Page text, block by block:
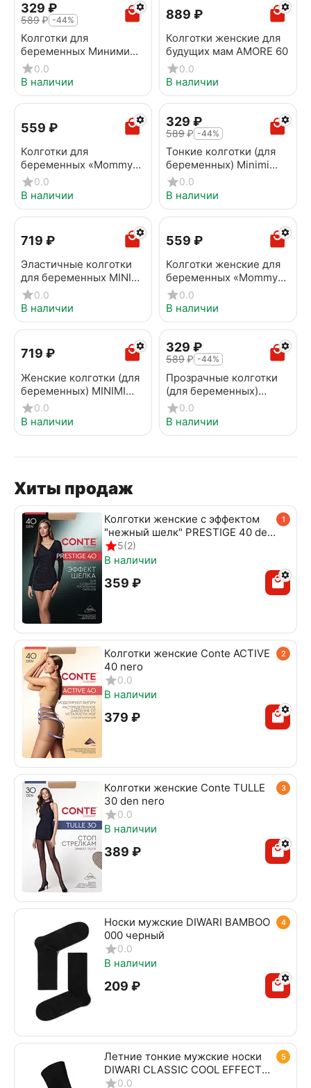
‍329‍ ₽
‍589‍₽ -44%
Колготки для
беременных Миними
DONNA 20 ден nero
0.0
В наличии
‍889‍ ₽
Колготки женские для
будущих мам AMORE 60
0.0
В наличии
‍559‍ ₽
Колготки для
беременных «Mommy»
natural
0.0
В наличии
‍329‍ ₽
‍589‍₽ -44%
Тонкие колготки (для
беременных) Minimi
DONNA 20 caramello
0.0
В наличии
‍719‍ ₽
Эластичные колготки
для беременных MINIMI
DONNA 40 daino
0.0
В наличии
‍559‍ ₽
Колготки женские для
беременных «Mommy»
bronz
0.0
В наличии
‍719‍ ₽
Женские колготки (для
беременных) MINIMI
DONNA 40 caramello
0.0
В наличии
‍329‍ ₽
‍589‍₽ -44%
Прозрачные колготки
(для беременных)
MINIMI DONNA 20 daino
0.0
В наличии
Хиты продаж
1
Колготки женские с эффектом
"нежный шелк" PRESTIGE 40 den
beige
5(2)
В наличии
‍359‍ ₽
2
Колготки женские Conte ACTIVE
40 nero
0.0
В наличии
‍379‍ ₽
3
Колготки женские Conte TULLE
30 den nero
0.0
В наличии
‍389‍ ₽
4
Носки мужские DIWARI BAMBOO
000 черный
0.0
В наличии
‍209‍ ₽
5
Летние тонкие мужские носки
DIWARI CLASSIC COOL EFFECT
010 черный
0.0